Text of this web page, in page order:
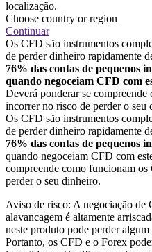
localização.
Choose country or region
Continuar
Os CFD são instrumentos
de perder dinheiro rapidamente
76% das contas de pequenos
quando negoceiam CFD com
Deverá ponderar se
incorrer no risco de perder o seu
Os CFD são instrumentos
de perder dinheiro rapidamente
76% das contas de pequenos
quando negoceiam CFD com
compreende como funcionam
perder o seu dinheiro.
Aviso de risco: A negociação de
alavancagem é altamente
neste produto pode perder
Portanto, os CFD e o Forex